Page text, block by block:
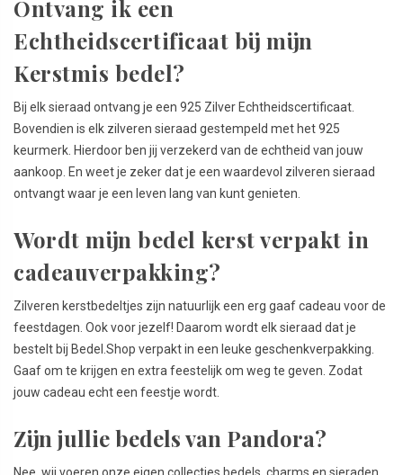
Ontvang ik een
Echtheidscertificaat bij mijn
Kerstmis bedel?
Bij elk sieraad ontvang je een 925 Zilver Echtheidscertificaat.
Bovendien is elk zilveren sieraad gestempeld met het 925
keurmerk. Hierdoor ben jij verzekerd van de echtheid van jouw
aankoop. En weet je zeker dat je een waardevol zilveren sieraad
ontvangt waar je een leven lang van kunt genieten.
Wordt mijn bedel kerst verpakt in
cadeauverpakking?
Zilveren kerstbedeltjes zijn natuurlijk een erg gaaf cadeau voor de
feestdagen. Ook voor jezelf! Daarom wordt elk sieraad dat je
bestelt bij Bedel.Shop verpakt in een leuke geschenkverpakking.
Gaaf om te krijgen en extra feestelijk om weg te geven. Zodat
jouw cadeau echt een feestje wordt.
Zijn jullie bedels van Pandora?